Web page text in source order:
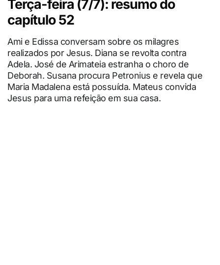
Terça-feira (7/7): resumo do
capítulo 52
Ami e Edissa conversam sobre os milagres
realizados por Jesus. Diana se revolta contra
Adela. José de Arimateia estranha o choro de
Deborah. Susana procura Petronius e revela que
Maria Madalena está possuída. Mateus convida
Jesus para uma refeição em sua casa.